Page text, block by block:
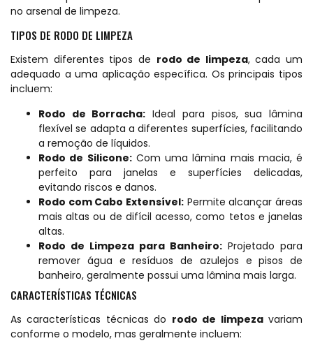
no arsenal de limpeza.
TIPOS DE RODO DE LIMPEZA
Existem diferentes tipos de rodo de limpeza, cada um
adequado a uma aplicação específica. Os principais tipos
incluem:
Rodo de Borracha: Ideal para pisos, sua lâmina
flexível se adapta a diferentes superfícies, facilitando
a remoção de líquidos.
Rodo de Silicone:Com uma lâmina mais macia, é
perfeito para janelas e superfícies delicadas,
evitando riscos e danos.
Rodo com Cabo Extensível: Permite alcançar áreas
mais altas ou de difícil acesso, como tetos e janelas
altas.
Rodo de Limpeza para Banheiro: Projetado para
remover água e resíduos de azulejos e pisos de
banheiro, geralmente possui uma lâmina mais larga.
CARACTERÍSTICAS TÉCNICAS
As características técnicas do rodo de limpezavariam
conforme o modelo, mas geralmente incluem: